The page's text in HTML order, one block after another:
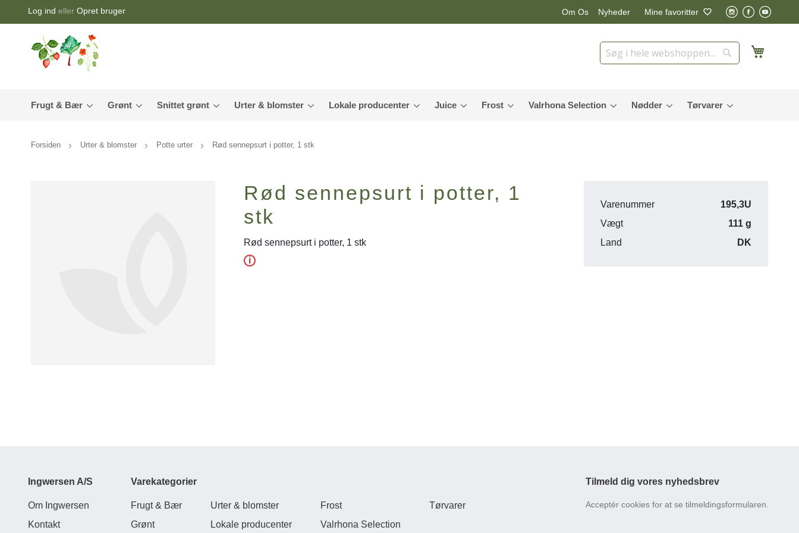
Log ind eller Opret bruger Om Os Nyheder Mine favoritter
Søg
Søg
Frugt & Bær Grønt Snittet grønt Urter & blomster Lokale producenter Juice Frost Valrhona Selection Nødder Tørvarer
Forsiden Urter & blomster Potte urter Rød sennepsurt i potter, 1 stk
Rød sennepsurt i potter, 1
stk
Rød sennepsurt i potter, 1 stk
i
Varenummer
195,3U
Vægt
111 g
Land
DK
Ingwersen A/S
Om Ingwersen
Kontakt
Varekategorier
Frugt & Bær
Grønt
Urter & blomster
Lokale producenter
Frost
Valrhona Selection
Tørvarer
Tilmeld dig vores nyhedsbrev
Acceptér cookies for at se tilmeldingsformularen.